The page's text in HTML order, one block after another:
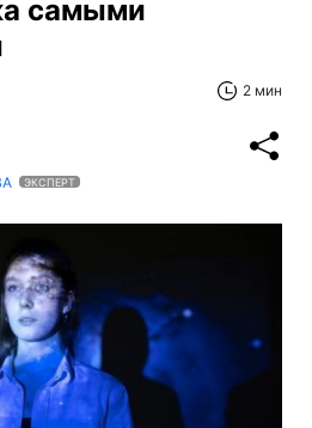
самыми
2 мин
ЭКСПЕРТ